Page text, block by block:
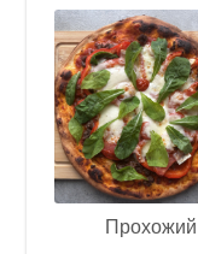
Прохожий